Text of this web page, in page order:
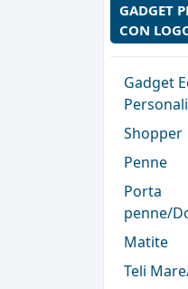
GADGET
CON
Gadget
Shopper
Penne
Porta
penne/
Matite
Teli